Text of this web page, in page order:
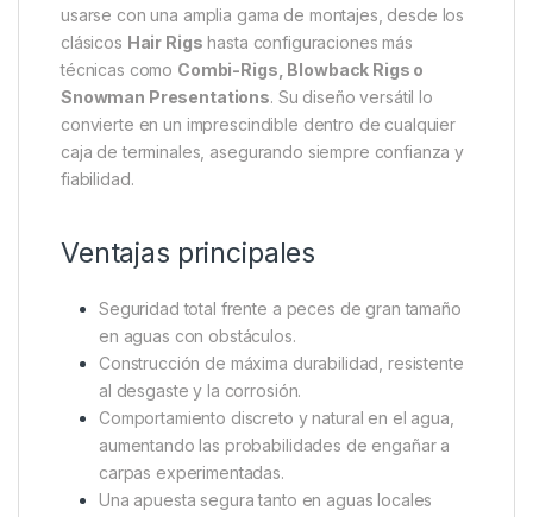
usarse con una amplia gama de montajes, desde los
clásicos Hair Rigs hasta configuraciones más
técnicas como Combi-Rigs, Blowback Rigs o
Snowman Presentations. Su diseño versátil lo
convierte en un imprescindible dentro de cualquier
caja de terminales, asegurando siempre confianza y
fiabilidad.
Ventajas principales
Seguridad total frente a peces de gran tamaño
en aguas con obstáculos.
Construcción de máxima durabilidad, resistente
al desgaste y la corrosión.
Comportamiento discreto y natural en el agua,
aumentando las probabilidades de engañar a
carpas experimentadas.
Una apuesta segura tanto en aguas locales